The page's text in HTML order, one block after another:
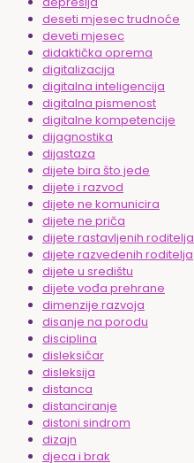
deseti mjesec trudnoće
deveti mjesec
didaktička oprema
digitalizacija
digitalna inteligencija
digitalna pismenost
digitalne kompetencije
dijagnostika
dijastaza
dijete bira što jede
dijete i razvod
dijete ne komunicira
dijete ne priča
dijete rastavljenih roditelja
dijete razvedenih roditelja
dijete u središtu
dijete vođa prehrane
dimenzije razvoja
disanje na porodu
disciplina
disleksičar
disleksija
distanca
distanciranje
distoni sindrom
dizajn
djeca i brak